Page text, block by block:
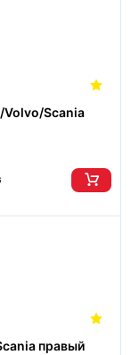
Volvo/Scania
правый